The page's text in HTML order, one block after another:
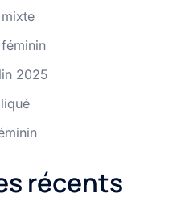
2025
récents